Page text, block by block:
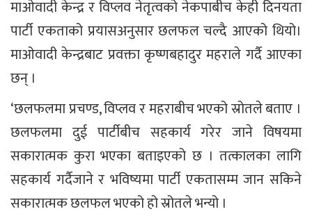
माओवादी केन्द्र र विप्लव नेतृत्वको नेकपाबीच केही दिनयता
पार्टी एकताको प्रयासअनुसार छलफल चल्दै आएको थियो।
माओवादी केन्द्रबाट प्रवक्ता कृष्णबहादुर महराले गर्दै आएका
छन् ।
‘छलफलमा प्रचण्ड, विप्लव र महराबीच भएको स्रोतले बताए ।
छलफलमा दुई पार्टीबीच सहकार्य गरेर जाने विषयमा
सकारात्मक कुरा भएका बताइएको छ । तत्कालका लागि
सहकार्य गर्दैजाने र भविष्यमा पार्टी एकतासम्म जान सकिने
सकारात्मक छलफल भएको हो स्रोतले भन्यो ।